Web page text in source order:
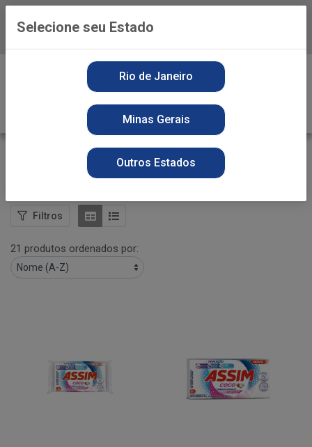
Baixe já o APP da Playvender
SABAO EM BARRA
LIMPEZA SABAO EM BARRA
Filtros
21 produtos ordenados por:
Selecione seu Estado
Rio de Janeiro
Minas Gerais
Outros Estados